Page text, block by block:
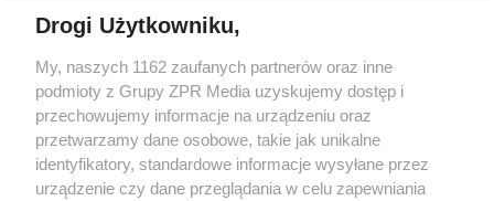
Żaden utwór zamieszczony w serwisie nie może być powielany i
rozpowszechniany lub dalej rozpowszechniany w jakikolwiek sposób (w
tym także elektroniczny lub mechaniczny) na jakimkolwiek polu
eksploatacji w jakiejkolwiek formie, włącznie z umieszczaniem w Internecie
bez pisemnej zgody właściciela praw. Jakiekolwiek użycie lub
wykorzystanie utworów w całości lub w części z naruszeniem prawa, tzn.
bez właściwej zgody, jest zabronione pod groźbą kary i może być ścigane
prawnie.
Drogi Użytkowniku,
My, naszych 1162 zaufanych partnerów oraz inne
podmioty z Grupy ZPR Media uzyskujemy dostęp i
przechowujemy informacje na urządzeniu oraz
przetwarzamy dane osobowe, takie jak unikalne
identyfikatory, standardowe informacje wysyłane przez
urządzenie czy dane przeglądania w celu zapewniania